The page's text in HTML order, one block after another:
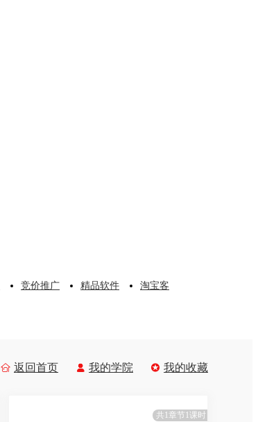
竞价推广 精品软件 淘宝客
 返回首页  我的学院  我的收藏
共1章节1课时